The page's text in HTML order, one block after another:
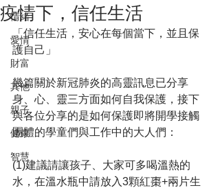
情緒
愛情
財富
其他
親子
健康
智慧
疫情下，信任生活
「信任生活，安心在每個當下，並且保
護自己」
幾篇關於新冠肺炎的高靈訊息已分享
身、心、靈三方面如何自我保護，接下
與各位分享的是如何保護即將開學接觸
團體的學童們與工作中的大人們：
(1)建議請讓孩子、大家可多喝溫熱的
水，在溫水瓶中請放入3顆紅棗+兩片生